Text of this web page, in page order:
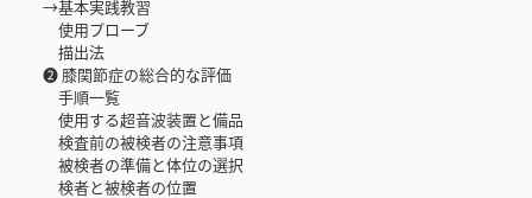
→基本実践教習
使用プローブ
描出法
❷ 膝関節症の総合的な評価
手順一覧
使用する超音波装置と備品
検査前の被検者の注意事項
被検者の準備と体位の選択
検者と被検者の位置